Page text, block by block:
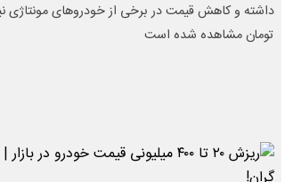
تومان مشاهده شده است